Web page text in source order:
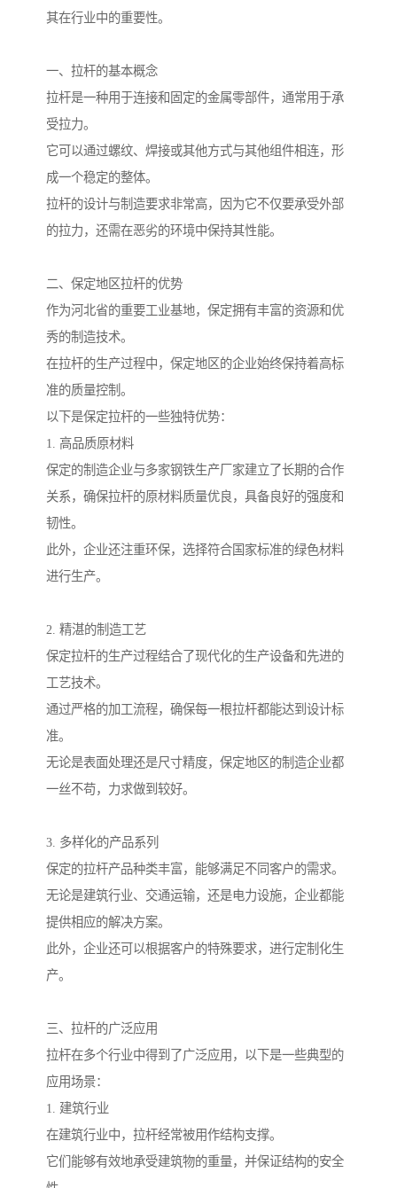
其在行业中的重要性。
一、拉杆的基本概念
拉杆是一种用于连接和固定的金属零部件，通常用于承
受拉力。
它可以通过螺纹、焊接或其他方式与其他组件相连，形
成一个稳定的整体。
拉杆的设计与制造要求非常高，因为它不仅要承受外部
的拉力，还需在恶劣的环境中保持其性能。
二、保定地区拉杆的优势
作为河北省的重要工业基地，保定拥有丰富的资源和优
秀的制造技术。
在拉杆的生产过程中，保定地区的企业始终保持着高标
准的质量控制。
以下是保定拉杆的一些独特优势：
1. 高品质原材料
保定的制造企业与多家钢铁生产厂家建立了长期的合作
关系，确保拉杆的原材料质量优良，具备良好的强度和
韧性。
此外，企业还注重环保，选择符合国家标准的绿色材料
进行生产。
2. 精湛的制造工艺
保定拉杆的生产过程结合了现代化的生产设备和先进的
工艺技术。
通过严格的加工流程，确保每一根拉杆都能达到设计标
准。
无论是表面处理还是尺寸精度，保定地区的制造企业都
一丝不苟，力求做到较好。
3. 多样化的产品系列
保定的拉杆产品种类丰富，能够满足不同客户的需求。
无论是建筑行业、交通运输，还是电力设施，企业都能
提供相应的解决方案。
此外，企业还可以根据客户的特殊要求，进行定制化生
产。
三、拉杆的广泛应用
拉杆在多个行业中得到了广泛应用，以下是一些典型的
应用场景：
1. 建筑行业
在建筑行业中，拉杆经常被用作结构支撑。
它们能够有效地承受建筑物的重量，并保证结构的安全